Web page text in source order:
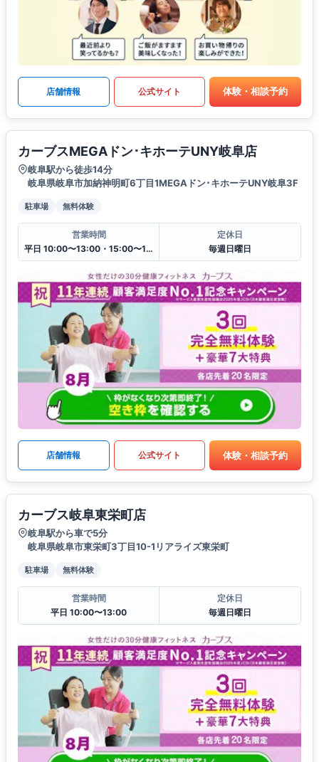
店舗情報 公式サイト 体験・相談予約
カーブスMEGAドン･キホーテUNY岐阜店
岐阜駅から徒歩14分
岐阜県岐阜市加納神明町6丁目1MEGAドン･キホーテUNY岐阜3F
駐車場 無料体験
営業時間
平日 10:00〜13:00・15:00〜19:00
定休日
毎週日曜日
店舗情報 公式サイト 体験・相談予約
カーブス岐阜東栄町店
岐阜駅から車で5分
岐阜県岐阜市東栄町3丁目10-1リアライズ東栄町
駐車場 無料体験
営業時間
平日 10:00〜13:00
定休日
毎週日曜日